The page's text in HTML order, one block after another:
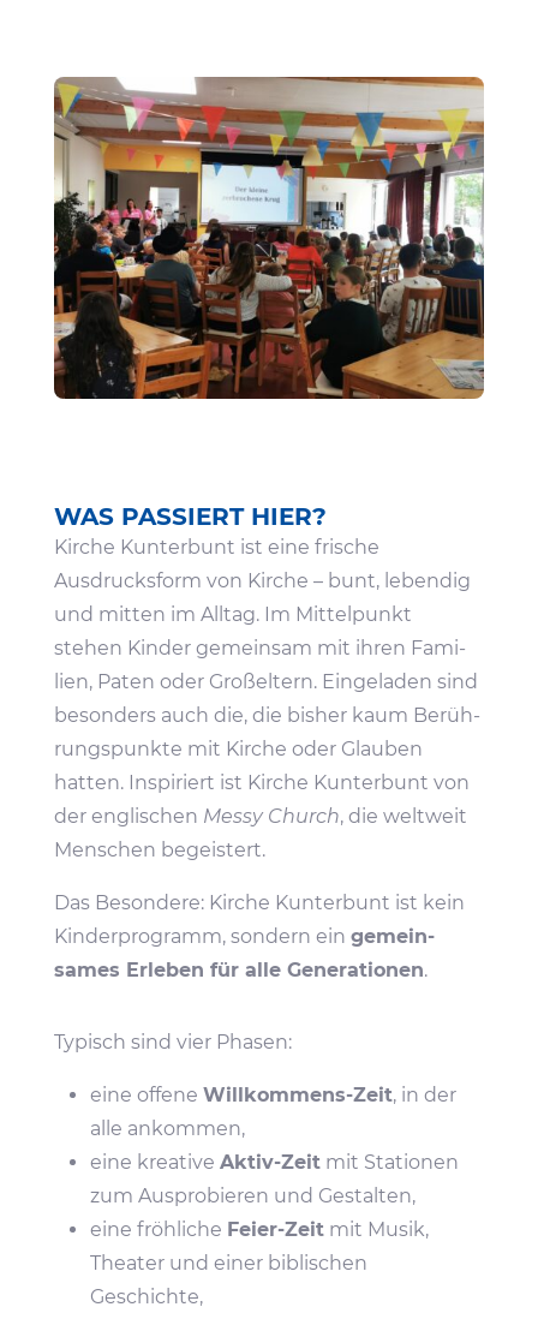
WAS PASSIERT HIER?
Kirche Kunter­bunt ist eine frische
Ausdrucks­form von Kirche – bunt, lebendig
und mitten im Alltag. Im Mittel­punkt
stehen Kinder gemeinsam mit ihren Fami­
lien, Paten oder Groß­el­tern. Einge­laden sind
beson­ders auch die, die bisher kaum Berüh­
rungs­punkte mit Kirche oder Glauben
hatten. Inspi­riert ist Kirche Kunter­bunt von
der engli­schen Messy Church, die welt­weit
Menschen begeistert.
Das Beson­dere: Kirche Kunter­bunt ist kein
Kinder­pro­gramm, sondern ein gemein­
sames Erleben für alle Gene­ra­tionen.
Typisch sind vier Phasen:
eine offene Will­kom­mens-Zeit, in der
alle ankommen,
eine krea­tive Aktiv-Zeitmit Stationen
zum Auspro­bieren und Gestalten,
eine fröh­liche Feier-Zeitmit Musik,
Theater und einer bibli­schen
Geschichte,